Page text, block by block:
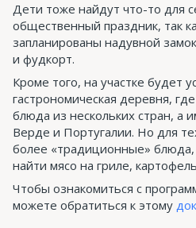
Дети тоже найдут что-то для
общественный праздник, так
запланированы надувной
и фудкорт.
Кроме того, на участке будет
гастрономическая деревня,
блюда из нескольких стран, а
Верде и Португалии. Но для
более «традиционные»
найти мясо на гриле,
Чтобы ознакомиться с
можете обратиться к этому